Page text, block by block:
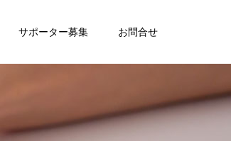
サポーター募集 お問合せ